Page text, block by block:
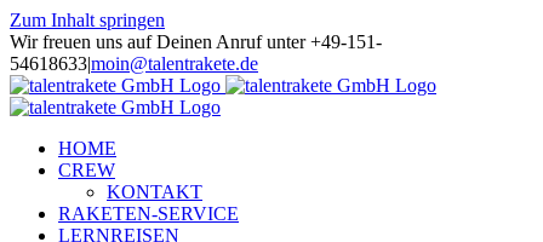
Zum Inhalt springen
Wir freuen uns auf Deinen Anruf unter +49-151-
54618633|moin@talentrakete.de
HOME
CREW
KONTAKT
RAKETEN-SERVICE
LERNREISEN